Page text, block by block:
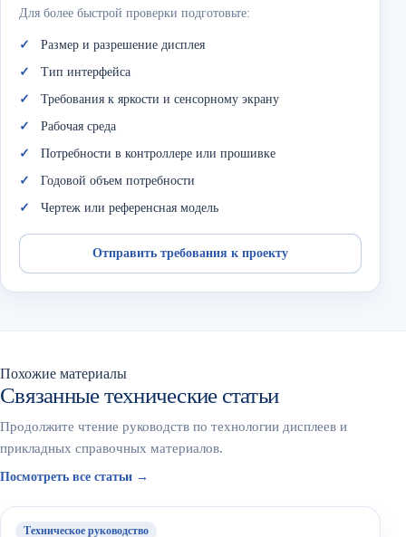
Для более быстрой проверки подготовьте:
Размер и разрешение дисплея
Тип интерфейса
Требования к яркости и сенсорному экрану
Рабочая среда
Потребности в контроллере или прошивке
Годовой объем потребности
Чертеж или референсная модель
Отправить требования к проекту
Похожие материалы
Связанные технические статьи
Продолжите чтение руководств по технологии дисплеев и
прикладных справочных материалов.
Посмотреть все статьи →
Техническое руководство